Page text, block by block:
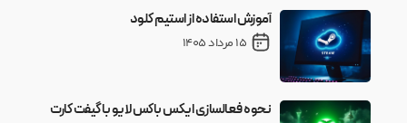
آموزش استفاده از استیم کلود
15 مرداد 1405
نحوه فعالسازی ایکس باکس لایو با گیفت کارت